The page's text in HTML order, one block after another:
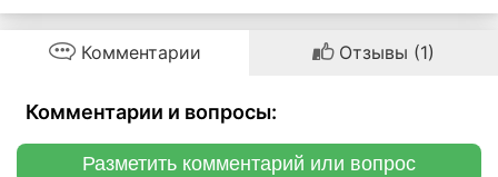
Комментарии Отзывы (1)
Комментарии и вопросы:
Разметить комментарий или вопрос